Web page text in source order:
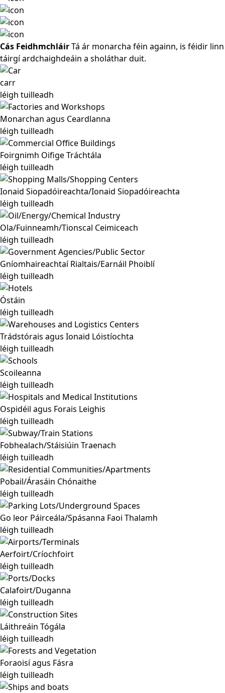
Cás FeidhmchláirTá ár monarcha féin againn, is féidir linn
táirgí ardchaighdeáin a sholáthar duit.
carr
léigh tuilleadh
Monarchan agus Ceardlanna
léigh tuilleadh
Foirgnimh Oifige Tráchtála
léigh tuilleadh
Ionaid Siopadóireachta/Ionaid Siopadóireachta
léigh tuilleadh
Ola/Fuinneamh/Tionscal Ceimiceach
léigh tuilleadh
Gníomhaireachtaí Rialtais/Earnáil Phoiblí
léigh tuilleadh
Óstáin
léigh tuilleadh
Trádstórais agus Ionaid Lóistíochta
léigh tuilleadh
Scoileanna
léigh tuilleadh
Ospidéil agus Forais Leighis
léigh tuilleadh
Fobhealach/Stáisiúin Traenach
léigh tuilleadh
Pobail/Árasáin Chónaithe
léigh tuilleadh
Go leor Páirceála/Spásanna Faoi Thalamh
léigh tuilleadh
Aerfoirt/Críochfoirt
léigh tuilleadh
Calafoirt/Duganna
léigh tuilleadh
Láithreáin Tógála
léigh tuilleadh
Foraoisí agus Fásra
léigh tuilleadh